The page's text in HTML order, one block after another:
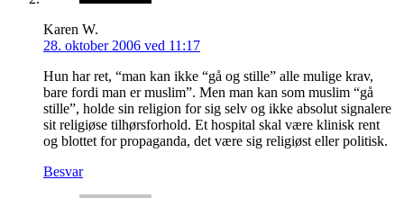
Karen W.
28. oktober 2006 ved 11:17
Hun har ret, “man kan ikke “gå og stille” alle mulige krav,
bare fordi man er muslim”. Men man kan som muslim “gå
stille”, holde sin religion for sig selv og ikke absolut signalere
sit religiøse tilhørsforhold. Et hospital skal være klinisk rent
og blottet for propaganda, det være sig religiøst eller politisk.
Besvar